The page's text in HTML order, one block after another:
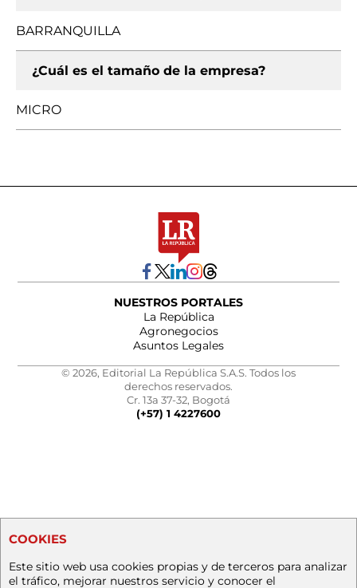
BARRANQUILLA
¿Cuál es el tamaño de la empresa?
MICRO
NUESTROS PORTALES
La República
Agronegocios
Asuntos Legales
© 2026, Editorial La República S.A.S. Todos los
derechos reservados.
Cr. 13a 37-32, Bogotá
(+57) 1 4227600
COOKIES
Este sitio web usa cookies propias y de terceros para analizar
el tráfico, mejorar nuestros servicio y conocer el